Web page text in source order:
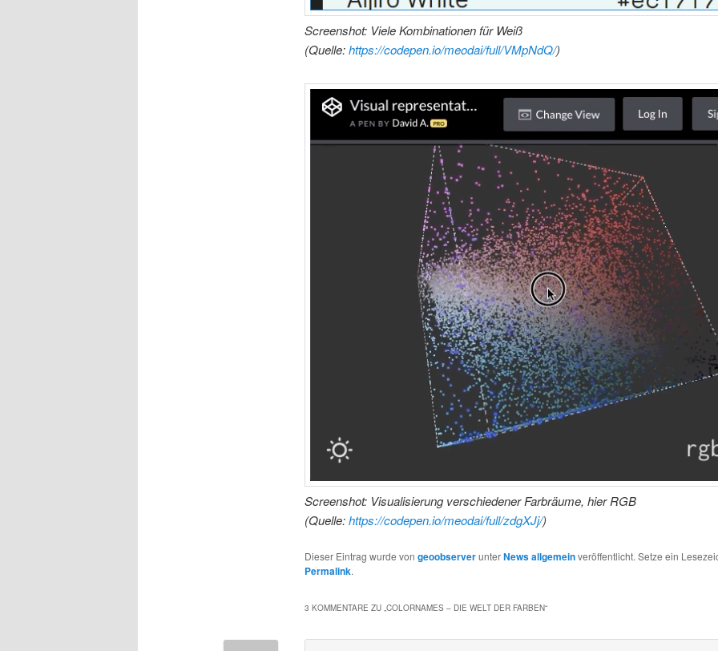
Screenshot: Viele Kombinationen für Weiß
(Quelle:https://codepen.io/meodai/full/VMpNdQ/)
Screenshot: Visualisierung verschiedener Farbräume, hier RGB
(Quelle:https://codepen.io/meodai/full/zdgXJj/)
Dieser Eintrag wurde von geoobserverunterNews allgemeinveröffentlicht. Setze ein
Permalink.
3 KOMMENTARE ZU „COLORNAMES – DIE WELT DER FARBEN“